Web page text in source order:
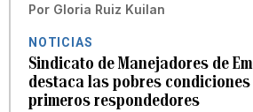
Por Gloria Ruiz Kuilan
NOTICIAS
Sindicato de Manejadores de
destaca las pobres
primeros respondedores